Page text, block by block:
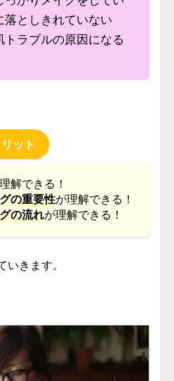
落としきれていない
トラブルの原因になる
ット
解できる！
の重要性が理解できる！
の流れが理解できる！
いきます。